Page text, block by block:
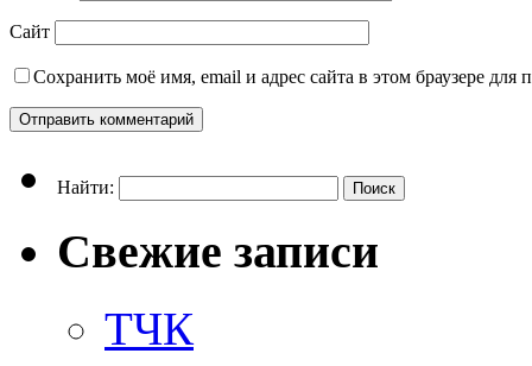
Сайт
Сохранить моё имя, email и адрес сайта в этом браузере
Найти:
Свежие записи
ТЧК